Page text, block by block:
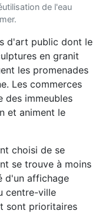
de l'eau
d'art public dont le
en granit
les promenades
Les commerces
des immeubles
et animent le
choisi de se
se trouve à moins
d'un affichage
centre-ville
sont prioritaires